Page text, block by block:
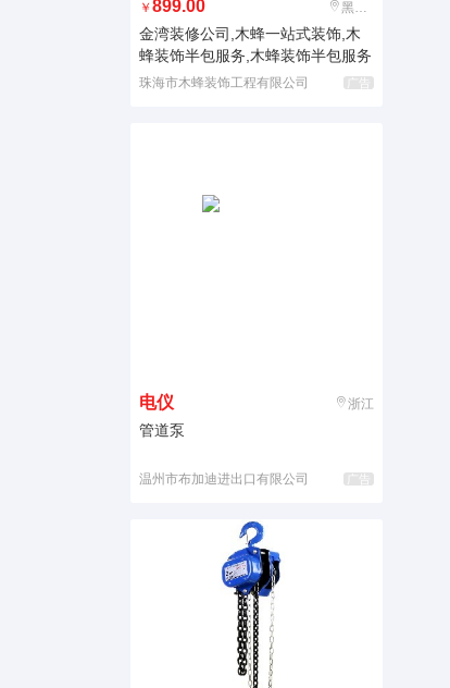
￥ 899.00 黑龙江
金湾装修公司,木蜂一站式装饰,木
蜂装饰半包服务,木蜂装饰半包服务
珠海市木蜂装饰工程有限公司 广告
电仪 浙江
管道泵
温州市布加迪进出口有限公司 广告